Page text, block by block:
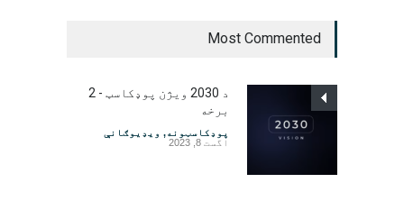
Most Commented
د 2030 ویژن پوډکاسټ - 2
برخه
پوډکاسټونه, ویډیوګانې
اگست 8, 2023